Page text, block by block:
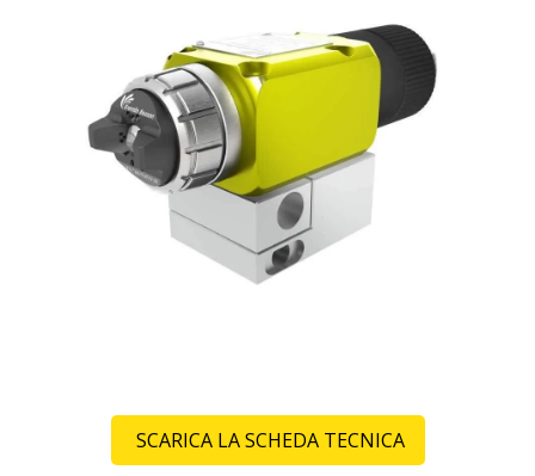
SCARICA LA SCHEDA TECNICA